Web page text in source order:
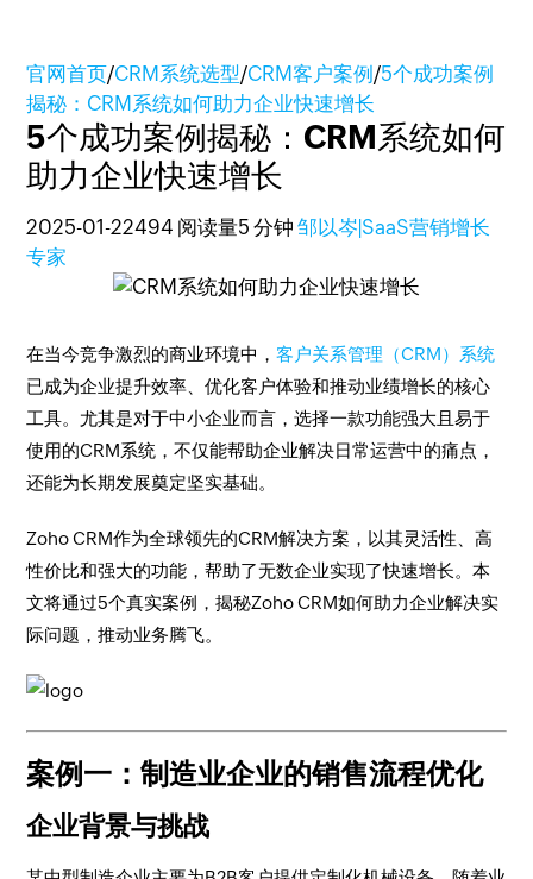
官网首页/CRM系统选型/CRM客户案例/5个成功案例
揭秘：CRM系统如何助力企业快速增长
5个成功案例揭秘：CRM系统如何
助力企业快速增长
2025-01-22494 阅读量5 分钟 邹以岑|SaaS营销增长
专家
在当今竞争激烈的商业环境中，客户关系管理（CRM）系统
已成为企业提升效率、优化客户体验和推动业绩增长的核心
工具。尤其是对于中小企业而言，选择一款功能强大且易于
使用的CRM系统，不仅能帮助企业解决日常运营中的痛点，
还能为长期发展奠定坚实基础。
Zoho CRM作为全球领先的CRM解决方案，以其灵活性、高
性价比和强大的功能，帮助了无数企业实现了快速增长。本
文将通过5个真实案例，揭秘Zoho CRM如何助力企业解决实
际问题，推动业务腾飞。
案例一：制造业企业的销售流程优化
企业背景与挑战